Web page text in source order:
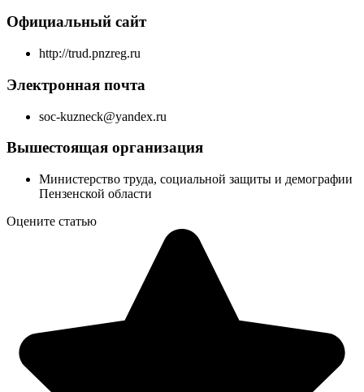
Официальный сайт
http://trud.pnzreg.ru
Электронная почта
soc-kuzneck@yandex.ru
Вышестоящая организация
Министерство труда, социальной защиты и демографии
Пензенской области
Оцените статью